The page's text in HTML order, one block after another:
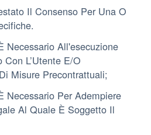
Il Consenso Per Una O
Necessario All'esecuzione
Con L’Utente E/o
Misure Precontrattuali;
Necessario Per Adempiere
Al Quale È Soggetto Il